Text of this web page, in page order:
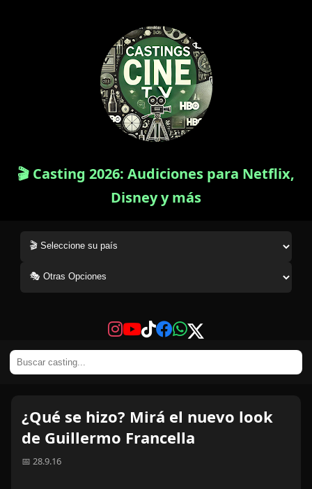
🎬 Casting 2026: Audiciones para Netflix,
Disney y más
¿Qué se hizo? Mirá el nuevo look
de Guillermo Francella
📅 28.9.16